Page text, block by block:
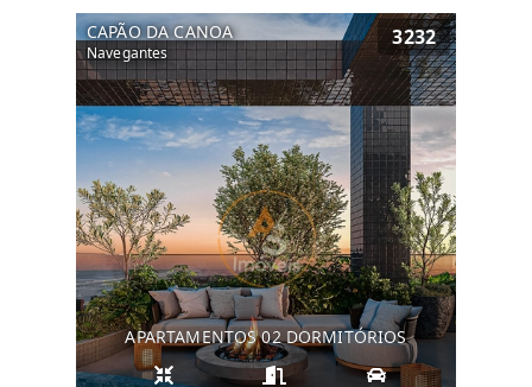
CAPÃO DA CANOA
Navegantes
3232
APARTAMENTOS 02 DORMITÓRIOS